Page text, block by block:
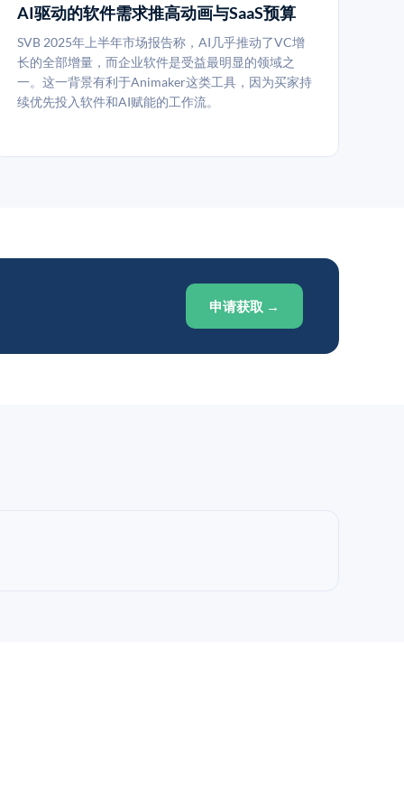
AI驱动的软件需求推高动画与SaaS预算
SVB 2025年上半年市场报告称，AI几乎推动了VC增
长的全部增量，而企业软件是受益最明显的领域之
一。这一背景有利于Animaker这类工具，因为买家持
续优先投入软件和AI赋能的工作流。
申请获取 →